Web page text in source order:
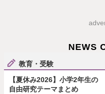
NEWS
教育・受験
【夏休み2026】小学2年生の
自由研究テーマまとめ